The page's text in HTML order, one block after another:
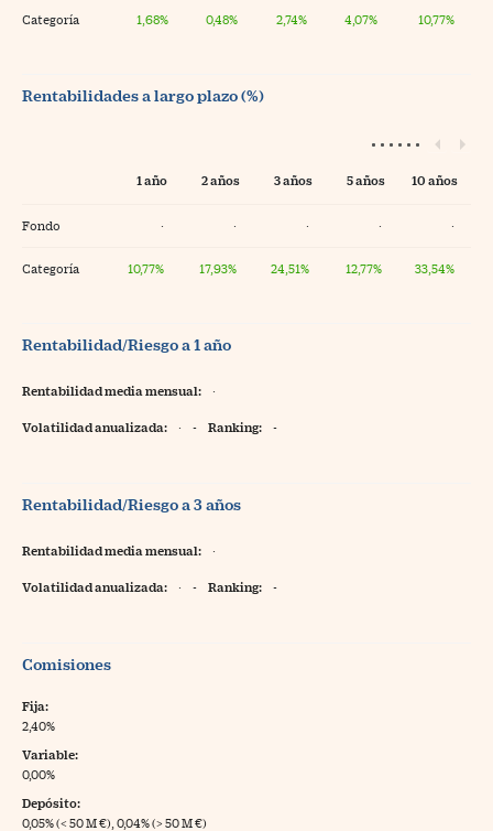
Categoría 1,68% 0,48% 2,74% 4,07% 10,77%
Rentabilidades a largo plazo (%)
1 año 2 años 3 años 5 años 10 años
Fondo · · · · ·
Categoría 10,77% 17,93% 24,51% 12,77% 33,54%
Rentabilidad/Riesgo a 1 año
Rentabilidad media mensual: ·
Volatilidad anualizada: · - Ranking: -
Rentabilidad/Riesgo a 3 años
Rentabilidad media mensual: ·
Volatilidad anualizada: · - Ranking: -
Comisiones
Fija:
2,40%
Variable:
0,00%
Depósito:
0,05% (< 50 M €), 0,04% (> 50 M €)